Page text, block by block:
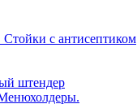
с антисептиком
штендер